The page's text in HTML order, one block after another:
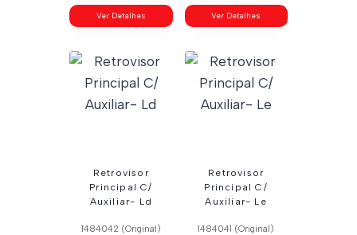
Ver Detalhes Ver Detalhes
Retrovisor
Principal C/
Auxiliar- Ld
1484042 (Original)
Retrovisor
Principal C/
Auxiliar- Le
1484041 (Original)